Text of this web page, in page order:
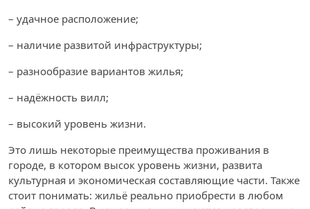
– удачное расположение;
– наличие развитой инфраструктуры;
– разнообразие вариантов жилья;
– надёжность вилл;
– высокий уровень жизни.
Это лишь некоторые преимущества проживания в
городе, в котором высок уровень жизни, развита
культурная и экономическая составляющие части. Также
стоит понимать: жильё реально приобрести в любом